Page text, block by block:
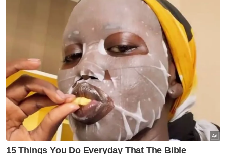
Gencatan Senjata
Artikel Disyorkan
GLOBAL
Keadaan Joe Biden makin
lemah, kanser prostat merebak
ke tulang